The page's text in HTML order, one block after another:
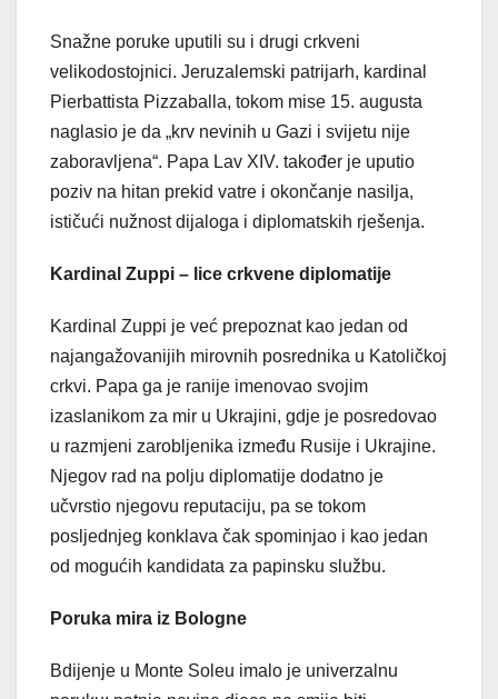
Snažne poruke uputili su i drugi crkveni
velikodostojnici. Jeruzalemski patrijarh, kardinal
Pierbattista Pizzaballa, tokom mise 15. augusta
naglasio je da „krv nevinih u Gazi i svijetu nije
zaboravljena“. Papa Lav XIV. također je uputio
poziv na hitan prekid vatre i okončanje nasilja,
ističući nužnost dijaloga i diplomatskih rješenja.
Kardinal Zuppi – lice crkvene diplomatije
Kardinal Zuppi je već prepoznat kao jedan od
najangažovanijih mirovnih posrednika u Katoličkoj
crkvi. Papa ga je ranije imenovao svojim
izaslanikom za mir u Ukrajini, gdje je posredovao
u razmjeni zarobljenika između Rusije i Ukrajine.
Njegov rad na polju diplomatije dodatno je
učvrstio njegovu reputaciju, pa se tokom
posljednjeg konklava čak spominjao i kao jedan
od mogućih kandidata za papinsku službu.
Poruka mira iz Bologne
Bdijenje u Monte Soleu imalo je univerzalnu